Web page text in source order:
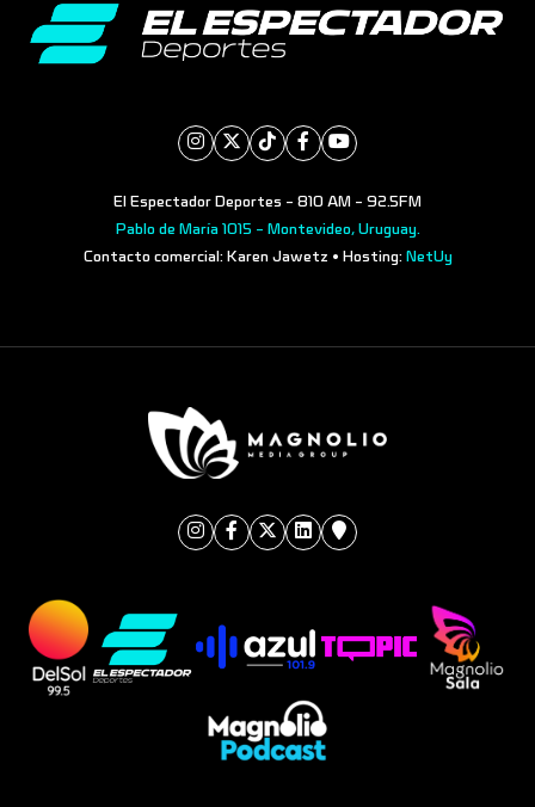
El Espectador Deportes - 810 AM - 92.5FM
Pablo de María 1015 - Montevideo, Uruguay.
Contacto comercial: Karen Jawetz • Hosting: NetUy